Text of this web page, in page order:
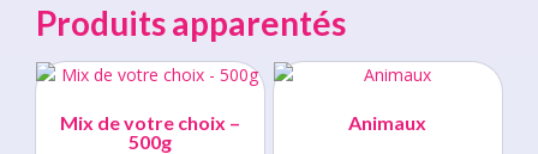
Produits apparentés
Mix de votre choix –
500g
Animaux